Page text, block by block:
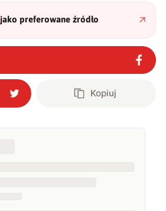
jako preferowane źródło
Kopiuj